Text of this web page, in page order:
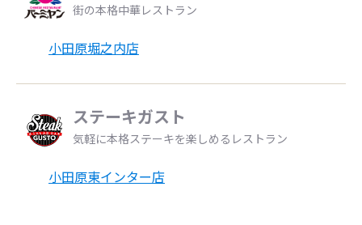
街の本格中華レストラン
小田原堀之内店
ステーキガスト
気軽に本格ステーキを楽しめるレストラン
小田原東インター店